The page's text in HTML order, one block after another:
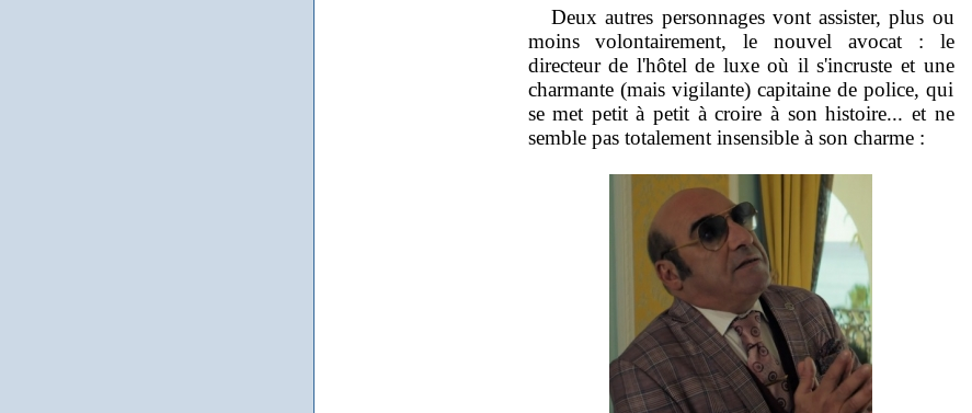
Deux autres personnages vont assister, plus ou
moins volontairement, le nouvel avocat : le
directeur de l'hôtel de luxe où il s'incruste et une
charmante (mais vigilante) capitaine de police, qui
se met petit à petit à croire à son histoire... et ne
semble pas totalement insensible à son charme :